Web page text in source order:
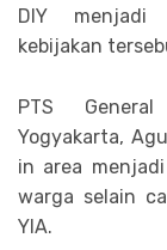
DIY menjadi
kebijakan
PTS
Yogyakarta,
in area
warga selain
YIA.